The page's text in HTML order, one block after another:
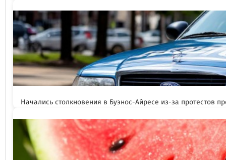
Начались столкновения в Буэнос-Айресе из-за протестов